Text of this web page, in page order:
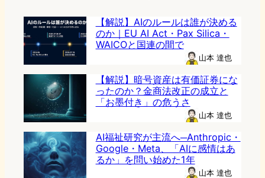
【解説】AIのルールは誰が決める
のか｜EU AI Act・Pax Silica・
WAICOと国連の間で
山本 達也
【解説】暗号資産は有価証券にな
ったのか？金商法改正の成立と
「お墨付き」の危うさ
山本 達也
AI福祉研究が主流へ─Anthropic・
Google・Meta、「AIに感情はあ
るか」を問い始めた1年
山本 達也